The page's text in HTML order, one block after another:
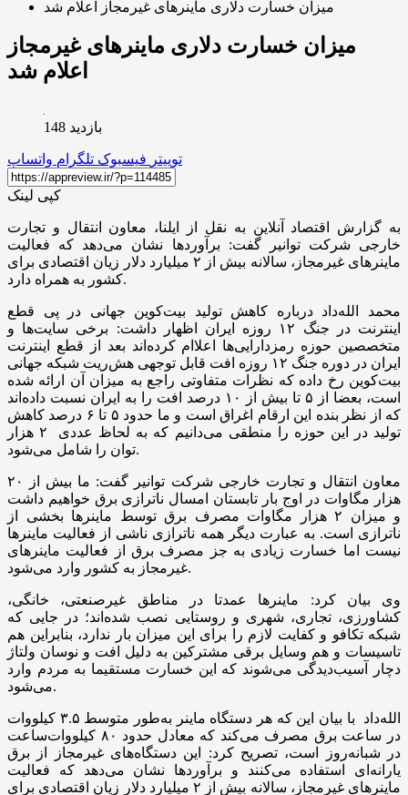
میزان خسارت دلاری ماینرهای غیرمجاز اعلام شد
میزان خسارت دلاری ماینرهای غیرمجاز
اعلام شد
بازدید 148
توییتر فیسبوک تلگرام واتساپ
کپی لینک
به گزارش اقتصاد آنلاین به نقل از ایلنا، معاون انتقال و تجارت
خارجی شرکت توانیر گفت: برآوردها نشان می‌دهد که فعالیت
ماینرهای غیرمجاز، سالانه بیش از ۲ میلیارد دلار زیان اقتصادی برای
کشور به همراه دارد.
محمد الله‌داد درباره کاهش تولید بیت‌کوین جهانی در پی قطع
اینترنت در جنگ ۱۲ روزه ایران اظهار داشت: برخی سایت‌ها و
متخصصین حوزه رمزدارایی‌ها اعلاام کرده‌اند بعد از قطع اینترنت
ایران در دوره جنگ ۱۲ روزه افت قابل توجهی هش‌ریت شبکه جهانی
بیت‌کوین رخ داده که نظرات متفاوتی راجع به میزان آن ارائه شده
است، بعضا از ۵ تا بیش از ۱۰ درصد افت را به ایران نسبت داده‌اند
که از نظر بنده این ارقام اغراق است و ما حدود ۵ تا ۶ درصد کاهش
تولید در این حوزه را منطقی می‌دانیم که به لحاظ عددی ۲ هزار
توان را شامل می‌شود.
معاون انتقال و تجارت خارجی شرکت توانیر گفت: ما بیش از ۲۰
هزار مگاوات در اوج بار تابستان امسال ناترازی برق خواهیم داشت
و میزان ۲ هزار مگاوات مصرف برق توسط ماینرها بخشی از
ناترازی است. به عبارت دیگر همه ناترازی ناشی از فعالیت ماینرها
نیست اما خسارت زیادی به جز مصرف برق از فعالیت ماینرهای
غیرمجاز به کشور وارد می‌شود.
وی بیان کرد: ماینرها عمدتا در مناطق غیرصنعتی، خانگی،
کشاورزی، تجاری، شهری و روستایی نصب شده‌اند؛ در جایی که
شبکه تکافو و کفایت لازم را برای این میزان بار ندارد، بنابراین هم
تاسیسات و هم وسایل برقی مشترکین به دلیل افت و نوسان ولتاژ
دچار آسیب‌دیدگی می‌شوند که این خسارت مستقیما به مردم وارد
می‌شود.
الله‌داد با بیان این که هر دستگاه ماینر به‌طور متوسط ۳.۵ کیلووات
در ساعت برق مصرف می‌کند که معادل حدود ۸۰ کیلووات‌ساعت
در شبانه‌روز است، تصریح کرد: این دستگاه‌های غیرمجاز از برق
یارانه‌ای استفاده می‌کنند و برآوردها نشان می‌دهد که فعالیت
ماینرهای غیرمجاز، سالانه بیش از ۲ میلیارد دلار زیان اقتصادی برای